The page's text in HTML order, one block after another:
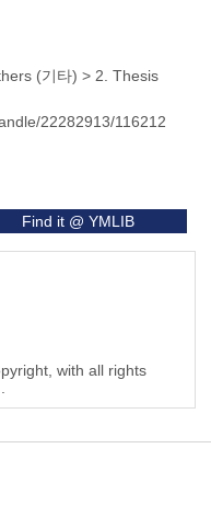
(기타) > 2. Thesis
22282913/116212
Find it @ YMLIB
with all rights